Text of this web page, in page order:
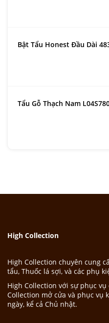
Bật Tẩu Honest Đầu Dài
Tẩu Gỗ Thạch Nam
High Collection
High Collection chuyên cung
tẩu, Thuốc lá sợi, và các phụ
High Collection với sự phục
Collection mở cửa và phục vụ
ngày, kể cả Chủ nhật.